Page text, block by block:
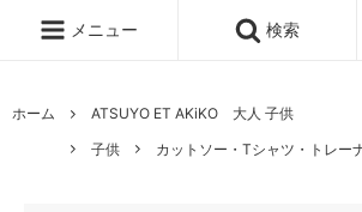
メニュー 検索
ホーム
ATSUYO ET AKiKO 大人 子供
子供
カットソー・Tシャツ・トレー